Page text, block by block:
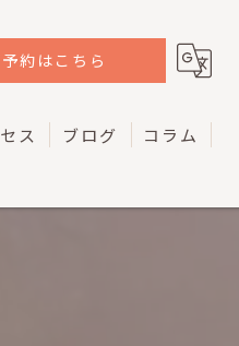
約はこちら
ス ブログ コラム